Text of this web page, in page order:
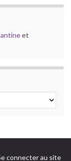
et
connecter au site